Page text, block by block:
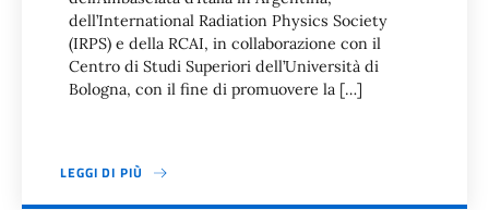
dell’International Radiation Physics Society
(IRPS) e della RCAI, in collaborazione con il
Centro di Studi Superiori dell’Università di
Bologna, con il fine di promuovere la […]
LEGGI DI PIÙ